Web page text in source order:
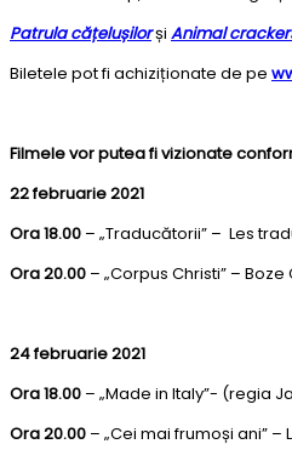
Patrula cățelușilorși Animal
Biletele pot fi achiziționate de pe
Filmele vor putea fi vizionate
22 februarie 2021
Ora 18.00 – „Traducătorii” – Les
Ora 20.00 – „Corpus Christi” –
24 februarie 2021
Ora 18.00 – „Made in Italy”-
Ora 20.00 – „Cei mai frumoși ani”